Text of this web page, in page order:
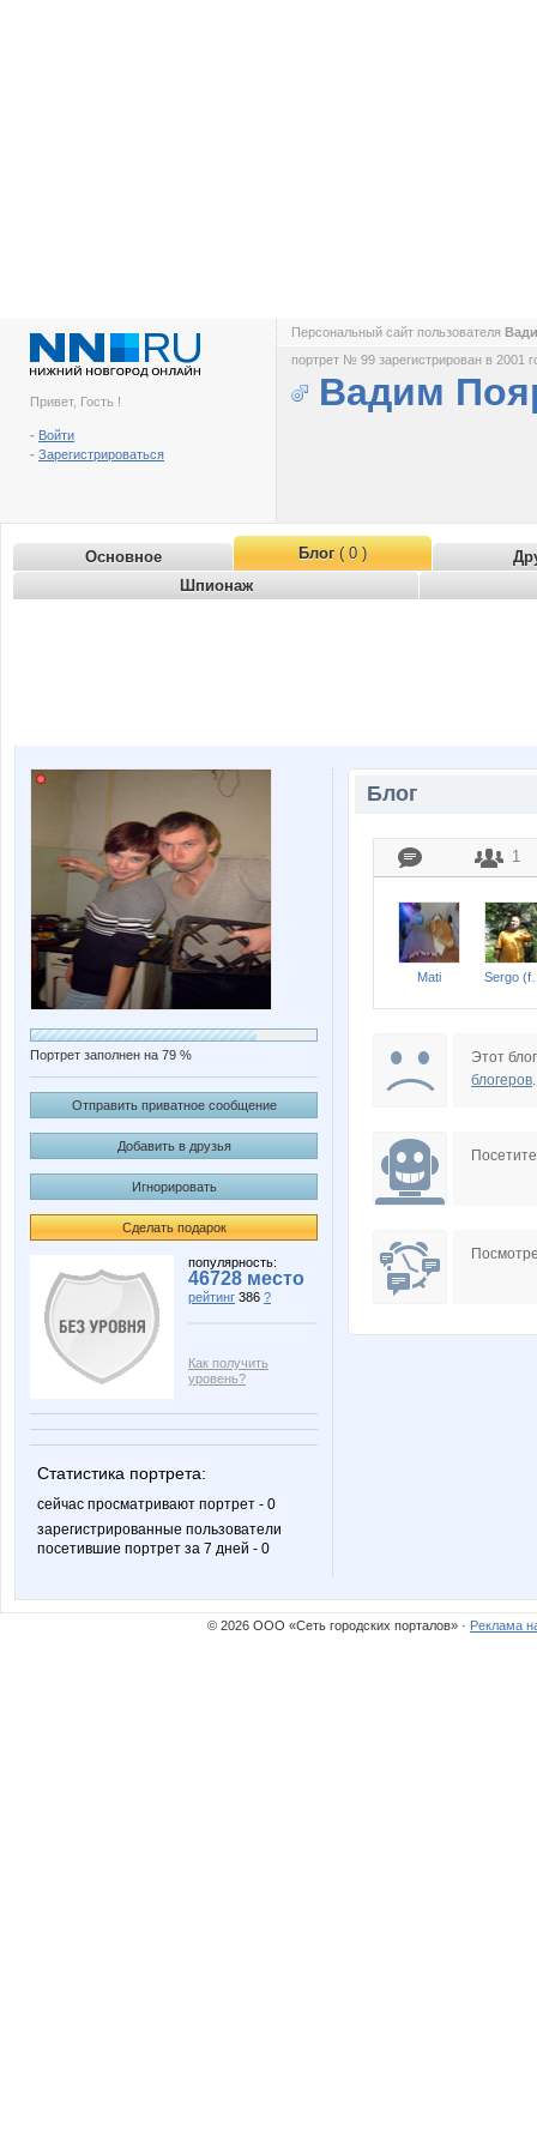
Привет, Гость !
- Войти
- Зарегистрироваться
Персональный сайт пользователя
портрет № 99 зарегистрирован в 2001
Вадим
Основное Блог( 0 )
Шпионаж
Портрет заполнен на 79 %
Отправить приватное сообщение
Добавить в друзья
Игнорировать
Сделать подарок
популярность:
46728 место
рейтинг 386 ?
Как получить
уровень?
Статистика портрета:
сейчас просматривают портрет - 0
зарегистрированные пользователи
посетившие портрет за 7 дней - 0
Блог
1
Mati
Этот
блогеров.
© 2026 ООО «Сеть городских порталов» · Реклама